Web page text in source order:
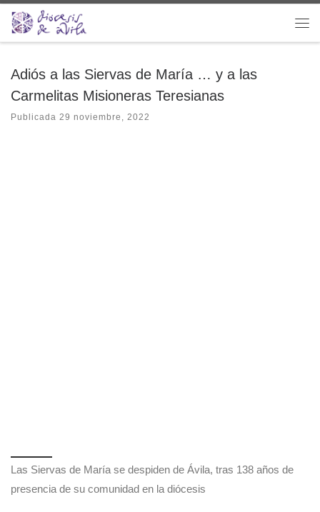
Saltar al contenido
Adiós a las Siervas de María … y a las
Carmelitas Misioneras Teresianas
Publicada 29 noviembre, 2022
Las Siervas de María se despiden de Ávila, tras 138 años de
presencia de su comunidad en la diócesis